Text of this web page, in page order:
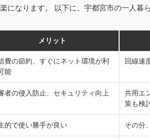
になります。 以下に、宇都宮市の一人暮
メリット
費の節約、すぐにネット環境が利
能
回線速
者の侵入防止、セキュリティ向上
共用エ
策も検
的で使い勝手が良い その分